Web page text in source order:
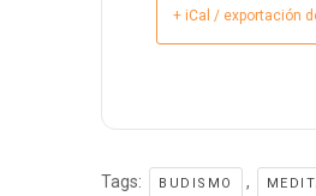
+ iCal / exportación
Tags: BUDISMO ,